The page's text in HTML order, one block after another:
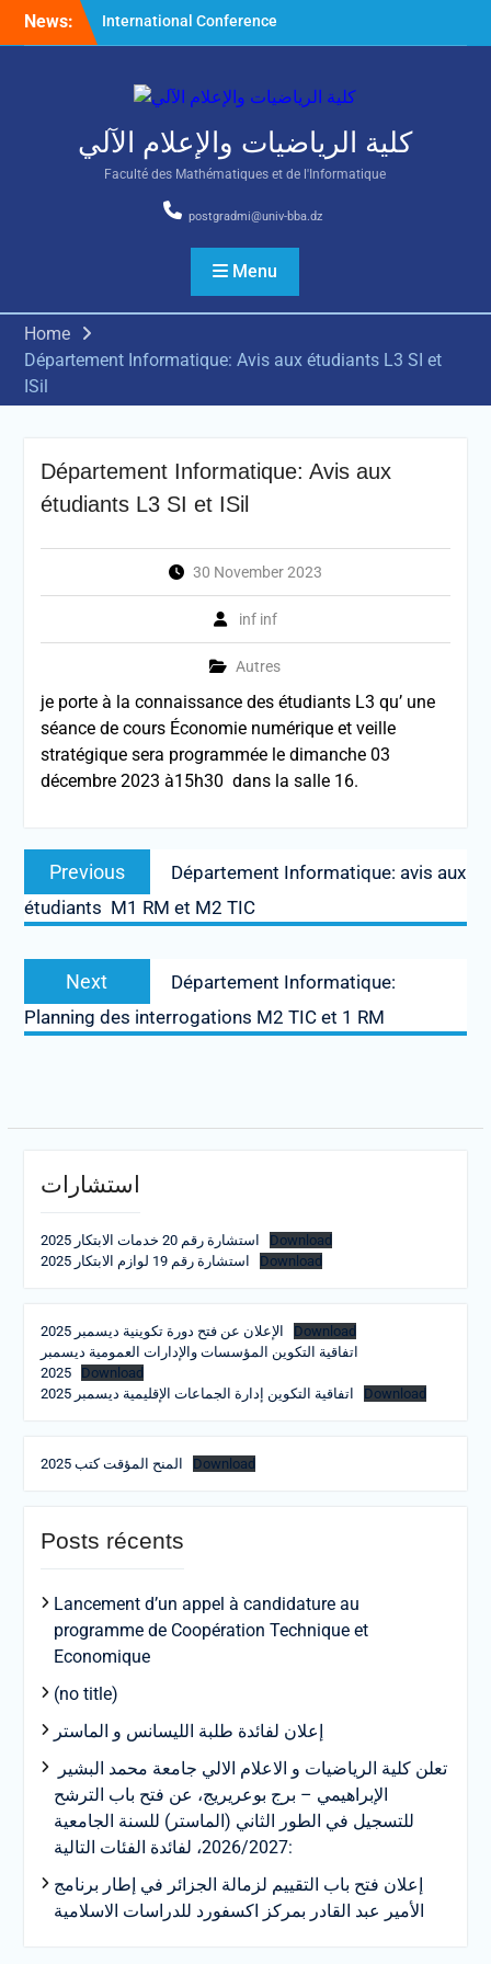
SkipNews:
International Conference
on Nonlinear Mathematical
كلية الرياضيات والإعلام الآلي
Faculté des Mathématiques et de l'Informatique
postgradmi@univ-bba.dz
Menu
Home
Département Informatique: Avis aux étudiants L3 SI et
ISil
Département Informatique: Avis aux
étudiants L3 SI et ISil
30 November 2023
inf inf
Autres
je porte à la connaissance des étudiants L3 qu’ une
séance de cours Économie numérique et veille
stratégique sera programmée le dimanche 03
décembre 2023 à15h30 dans la salle 16.
Post
navigation
Previous
Previous
post:
Département Informatique: avis aux
étudiants M1 RM et M2 TIC
Next
Next
post:
Département Informatique:
Planning des interrogations M2 TIC et 1 RM
استشارات
استشارة رقم 20 خدمات الابتكار 2025
Download
استشارة رقم 19 لوازم الابتكار 2025
Download
الإعلان عن فتح دورة تكوينية ديسمبر 2025
Download
اتفاقية التكوين المؤسسات والإدارات العمومية ديسمبر
2025
Download
اتفاقية التكوين إدارة الجماعات الإقليمية ديسمبر 2025
Download
المنح المؤقت كتب 2025 Download
Posts récents
Lancement d’un appel à candidature au
programme de Coopération Technique et
Economique
(no title)
إعلان لفائدة طلبة الليسانس و الماستر
الإبراهيمي – برج بوعريريج، عن فتح باب الترشح
للتسجيل في الطور الثاني (الماستر) للسنة الجامعية
2026/2027، لفائدة الفئات التالية:
إعلان فتح باب التقييم لزمالة الجزائر في إطار برنامج
الأمير عبد القادر بمركز اكسفورد للدراسات الاسلامية